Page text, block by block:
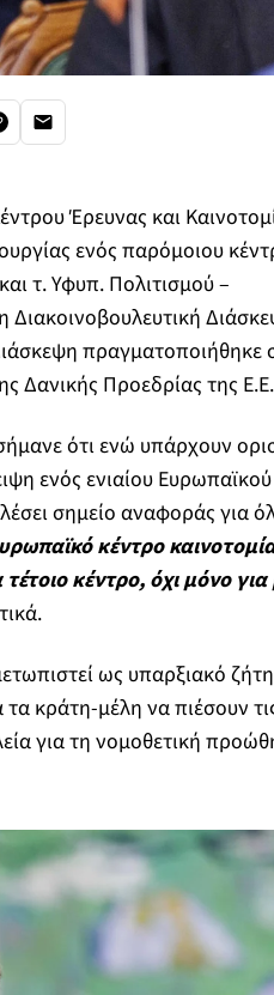
Έρευνας και
ενός παρόμοιου
τ. Υφυπ. Πολιτισμού –
πραγματοποιήθηκε
Δανικής Προεδρίας της Ε.Ε.
ότι ενώ υπάρχουν
ενός ενιαίου Ευρωπαϊκού
σημείο αναφοράς για
κέντρο
κέντρο, όχι μόνο για
ως υπαρξιακό
κράτη-μέλη να πιέσουν
για τη νομοθετική